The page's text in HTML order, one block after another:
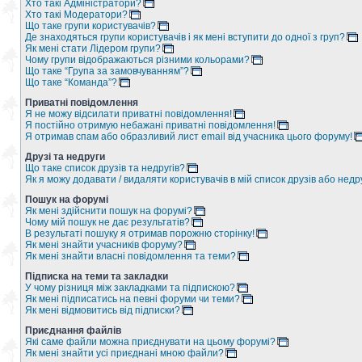
Хто такі Адміністратори?
Хто такі Модератори?
Що таке групи користувачів?
Де знаходяться групи користувачів і як мені вступити до одної з груп?
Як мені стати Лідером групи?
Чому групи відображаються різними кольорами?
Що таке “Група за замовчуванням”?
Що таке “Команда”?
Приватні повідомлення
Я не можу відсилати приватні повідомлення!
Я постійно отримую небажані приватні повідомлення!
Я отримав спам або образливий лист email від учасника цього форуму!
Друзі та недруги
Що таке список друзів та недругів?
Як я можу додавати / видаляти користувачів в мій список друзів або
Пошук на форумі
Як мені здійснити пошук на форумі?
Чому мій пошук не дає результатів?
В результаті пошуку я отримав порожню сторінку!
Як мені знайти учасників форуму?
Як мені знайти власні повідомлення та теми?
Підписка на теми та закладки
У чому різниця між закладками та підпискою?
Як мені підписатись на певні форуми чи теми?
Як мені відмовитись від підписки?
Приєднання файлів
Які саме файли можна приєднувати на цьому форумі?
Як мені знайти усі приєднані мною файли?